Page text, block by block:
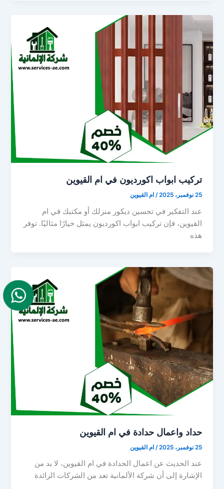
تركيب ابواب اكورديون في ام القيوين
25 نوفمبر، 2025 / ام القيوين
عند التفكير في تحسين ديكور منزلك أو مكتبك في ام
القيوين، فإن تركيب ابواب اكورديون يمثل خيارًا مثاليًا. توفر
هذه
حداد واعمال حدادة في ام القيوين
25 نوفمبر، 2025 /ام القيوين
عند الحديث عن اعمال الحدادة في ام القيوين، لا بد من
الإشارة إلى أن شركة الألمانية تعد من الشركات الرائدة